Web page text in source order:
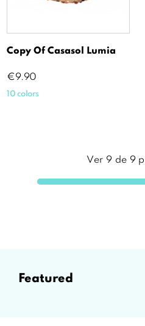
Copy Of Casasol Lumia
Price
€9.90
10 colors
Ver 9 de 9
featured